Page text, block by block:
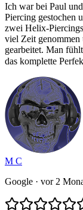
Ich war bei Paul
Piercing gestochen
zwei Helix-
viel Zeit genommen
gearbeitet. Man
das komplette
M C
Google · vor 2